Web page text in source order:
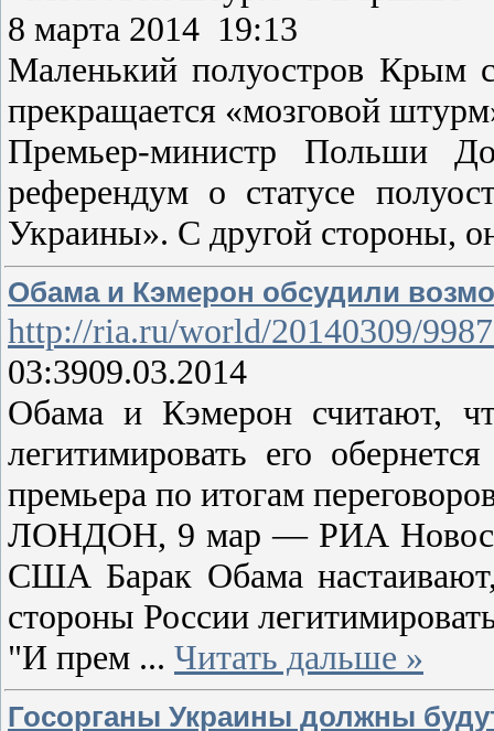
8 марта 2014 19:13
Маленький полуостров Крым
прекращается «мозговой
Премьер-министр Польши
референдум о статусе
Украины». С другой стороны,
Обама и Кэмерон обсудили
http://ria.ru/world/20140309/
03:3909.03.2014
Обама и Кэмерон считают,
легитимировать его
премьера по итогам
ЛОНДОН, 9 мар — РИА
США Барак Обама
стороны России
"И прем ... Читать дальше »
Госорганы Украины должны